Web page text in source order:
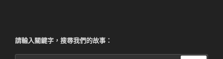
請輸入關鍵字，搜尋我們的故事：